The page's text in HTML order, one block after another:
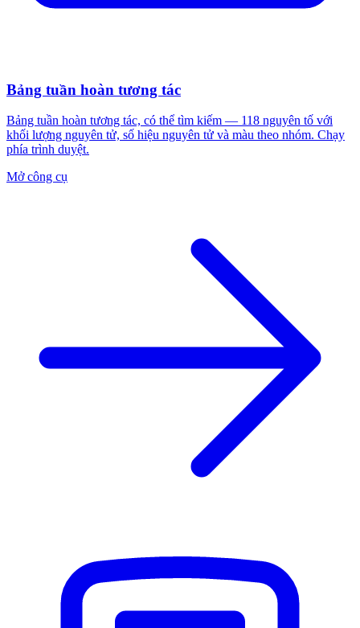
Bảng tuần hoàn tương tác
Bảng tuần hoàn tương tác, có thể tìm kiếm — 118 nguyên tố với
khối lượng nguyên tử, số hiệu nguyên tử và màu theo nhóm. Chạy
phía trình duyệt.
Mở công cụ